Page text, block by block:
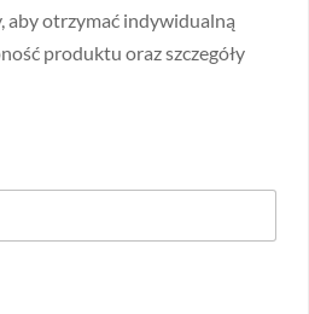
otrzymać indywidualną
produktu oraz szczegóły